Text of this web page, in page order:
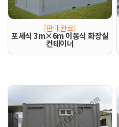
[판매완료]
포세식 3m×6m 이동식 화장실
컨테이너